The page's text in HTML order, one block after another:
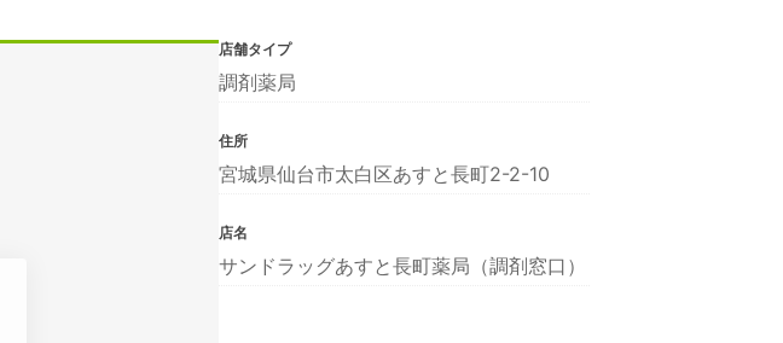
店舗タイプ
調剤薬局
住所
宮城県仙台市太白区あすと長町2-2-10
店名
サンドラッグあすと長町薬局（調剤窓口）